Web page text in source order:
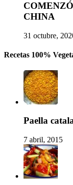
CHINA
31 octubre,
Recetas 100%
Paella
7 abril, 2015